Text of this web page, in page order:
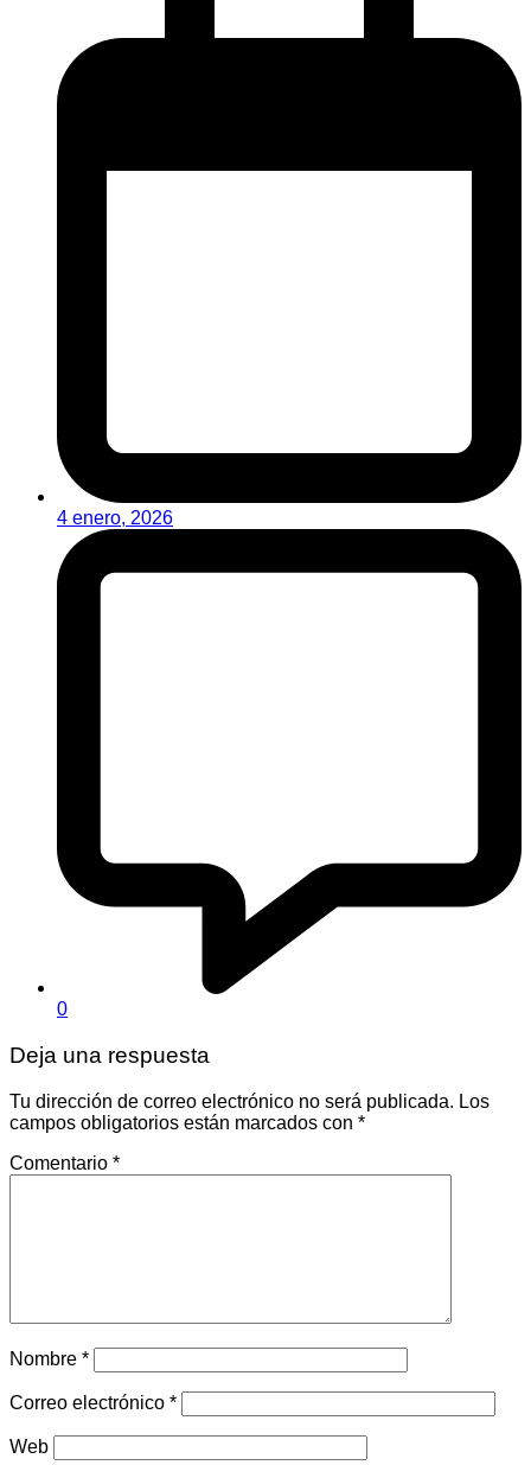
4 enero, 2026
0
Deja una respuesta
Tu dirección de correo electrónico no será publicada. Los
campos obligatorios están marcados con *
Comentario *
Nombre *
Correo electrónico *
Web